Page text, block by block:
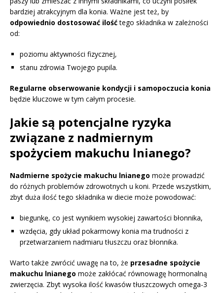
bardziej atrakcyjnym dla konia. Ważne jest też, by
odpowiednio dostosować ilośćtego składnika w zależności
od:
poziomu aktywności fizycznej,
stanu zdrowia Twojego pupila.
Regularne obserwowanie kondycji i samopoczucia konia
będzie kluczowe w tym całym procesie.
Jakie są potencjalne ryzyka
związane z nadmiernym
spożyciem makuchu lnianego?
Nadmierne spożycie makuchu lnianego może prowadzić
do różnych problemów zdrowotnych u koni. Przede wszystkim,
zbyt duża ilość tego składnika w diecie może powodować:
biegunkę, co jest wynikiem wysokiej zawartości błonnika,
wzdęcia, gdy układ pokarmowy konia ma trudności z
przetwarzaniem nadmiaru tłuszczu oraz błonnika.
Warto także zwrócić uwagę na to, że przesadne spożycie
makuchu lnianego może zakłócać równowagę hormonalną
zwierzęcia. Zbyt wysoka ilość kwasów tłuszczowych omega-3